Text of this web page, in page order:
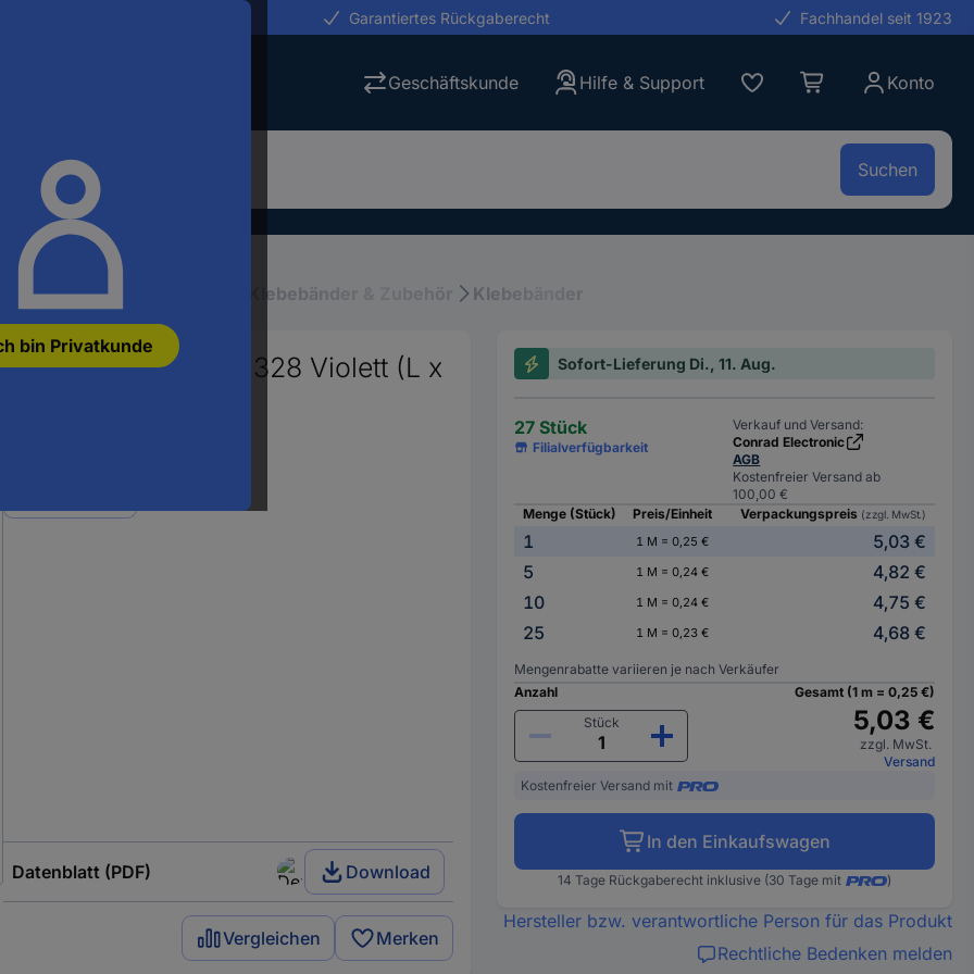
bin Privatkunde
Garantiertes Rückgaberecht Fachhandel seit 1923
Geschäftskunde Hilfe & Support Konto
Suchen
& Klettverschlüsse Klebebänder & Zubehör Klebebänder
Isolierband No. 328 Violett (L x
Datenblatt (PDF) Download
Vergleichen Merken
Sofort-Lieferung Di., 11. Aug.
27 Stück
Filialverfügbarkeit
Verkauf und Versand:
Conrad Electronic
AGB
Kostenfreier Versand ab
100,00 €
Menge (Stück)
Preis/Einheit Verpackungspreis (zzgl. MwSt.)
1 1 M = 0,25 €
5,03 €
5
1 M = 0,24 €
4,82 €
10
1 M = 0,24 €
4,75 €
25
1 M = 0,23 € 4,68 €
Mengenrabatte variieren je nach Verkäufer
Anzahl
Stück
Gesamt (1 m = 0,25 €)
5,03 €
zzgl. MwSt.
Versand
Kostenfreier Versand mit
In den Einkaufswagen
14 Tage Rückgaberecht inklusive (30 Tage mit )
Hersteller bzw. verantwortliche Person für das Produkt
Rechtliche Bedenken melden